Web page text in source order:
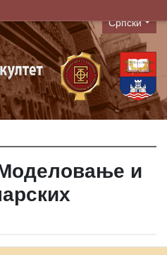
Language
Српски
и